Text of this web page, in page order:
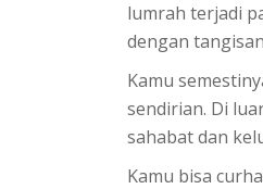
lumrah terjadi
dengan
Kamu
sendirian. Di
sahabat dan
Kamu bisa